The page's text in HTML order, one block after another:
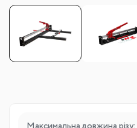
Максимальна довжина різу: